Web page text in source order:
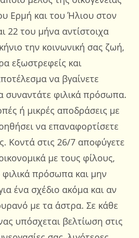
Ερμή και του Ήλιου στον
22 του μήνα αντίστοιχα
την κοινωνική σας ζωή,
εξωστρεφείς και
να βγαίνετε
συναντάτε φιλικά πρόσωπα.
ή μικρές αποδράσεις με
να επαναφορτίσετε
Κοντά στις 26/7 αποφύγετε
με τους φίλους,
φιλικά πρόσωπα και μην
ένα σχέδιο ακόμα και αν
με τα άστρα. Σε κάθε
υπόσχεται βελτίωση στις